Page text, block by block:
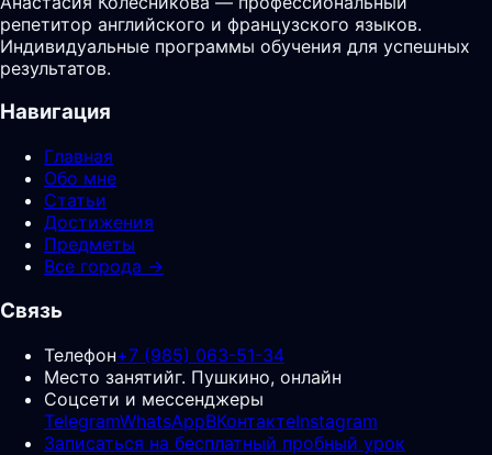
репетитор английского и французского языков.
Индивидуальные программы обучения для успешных
результатов.
Навигация
Главная
Обо мне
Статьи
Достижения
Предметы
Все города →
Связь
Телефон+7 (985) 063-51-34
Место занятийг. Пушкино, онлайн
Соцсети и мессенджеры
TelegramWhatsAppВКонтактеInstagram
Записаться на бесплатный пробный урок